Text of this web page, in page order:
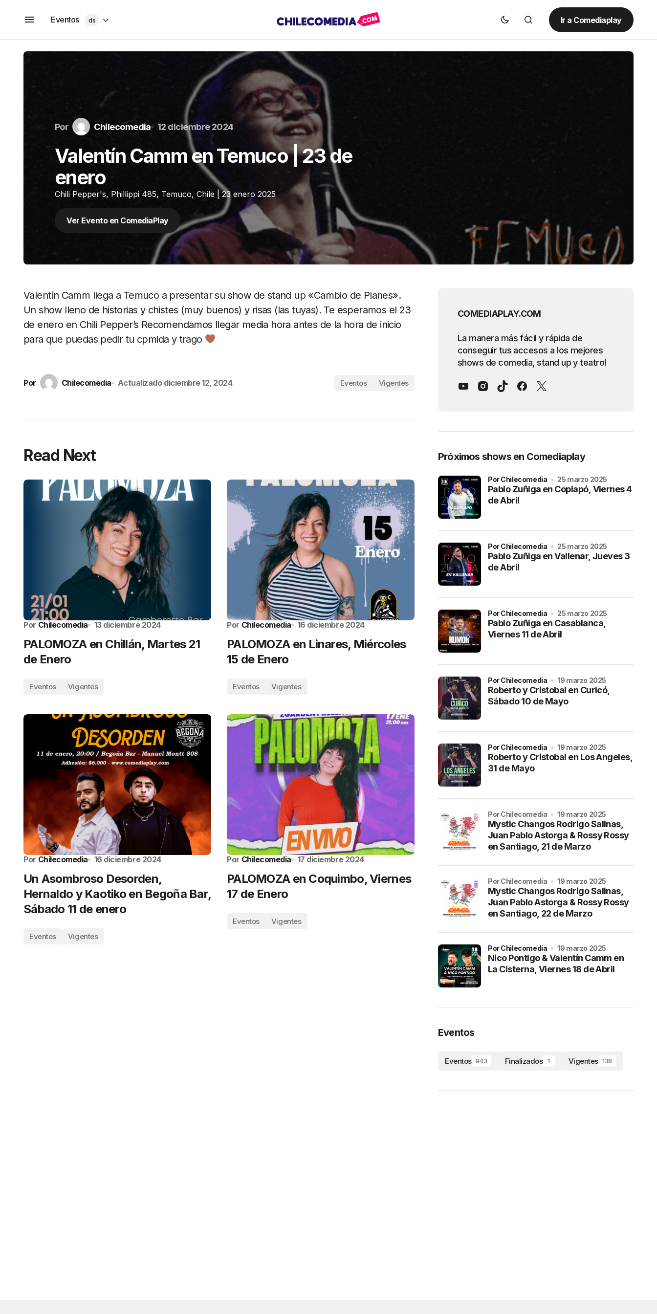
Eventos ds Ir a Comediaplay
Por Chilecomedia 12 diciembre 2024
Valentín Camm en Temuco | 23 de
enero
Chili Pepper's, Phillippi 485, Temuco, Chile | 23 enero 2025
Ver Evento en ComediaPlay
Valentín Camm llega a Temuco a presentar su show de stand up «Cambio de Planes».
Un show lleno de historias y chistes (muy buenos) y risas (las tuyas). Te esperamos el 23
de enero en Chili Pepper’s Recomendamos llegar media hora antes de la hora de inicio
para que puedas pedir tu cpmida y trago
Por Chilecomedia Actualizado diciembre 12, 2024 Eventos Vigentes
Read Next
Por Chilecomedia 13 diciembre 2024
PALOMOZA en Chillán, Martes 21
de Enero
Eventos Vigentes
Por Chilecomedia 16 diciembre 2024
PALOMOZA en Linares, Miércoles
15 de Enero
Eventos Vigentes
Por Chilecomedia 16 diciembre 2024
Un Asombroso Desorden,
Hernaldo y Kaotiko en Begoña Bar,
Sábado 11 de enero
Eventos Vigentes
Por Chilecomedia 17 diciembre 2024
PALOMOZA en Coquimbo, Viernes
17 de Enero
Eventos Vigentes
COMEDIAPLAY.COM
La manera más fácil y rápida de
conseguir tus accesos a los mejores
shows de comedia, stand up y teatro!
Próximos shows en Comediaplay
Pablo Zuñiga en Copiapó, Viernes 4
de Abril
por Chilecomedia 25 marzo 2025
Pablo Zuñiga en Vallenar, Jueves 3
de Abril
por Chilecomedia 25 marzo 2025
Pablo Zuñiga en Casablanca,
Viernes 11 de Abril
por Chilecomedia 25 marzo 2025
Roberto y Cristobal en Curicó,
Sábado 10 de Mayo
por Chilecomedia 19 marzo 2025
Roberto y Cristobal en Los Angeles,
31 de Mayo
por Chilecomedia 19 marzo 2025
Mystic Changos Rodrigo Salinas,
Juan Pablo Astorga & Rossy Rossy
en Santiago, 21 de Marzo
por Chilecomedia 19 marzo 2025
Mystic Changos Rodrigo Salinas,
Juan Pablo Astorga & Rossy Rossy
en Santiago, 22 de Marzo
por Chilecomedia 19 marzo 2025
Nico Pontigo & Valentín Camm en
La Cisterna, Viernes 18 de Abril
por Chilecomedia 19 marzo 2025
Eventos
Eventos 943 Finalizados 1 Vigentes 138